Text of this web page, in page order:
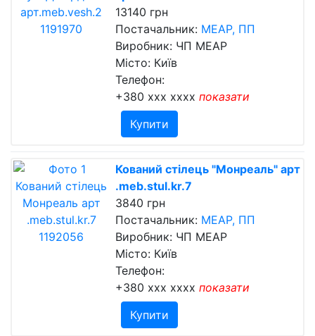
13140 грн
Постачальник: МЕАР, ПП
Виробник: ЧП МЕАР
Місто: Київ
Телефон:
+380 xxx xxxx показати
Купити
Кований стілець "Монреаль" арт
.meb.stul.kr.7
3840 грн
Постачальник: МЕАР, ПП
Виробник: ЧП МЕАР
Місто: Київ
Телефон:
+380 xxx xxxx показати
Купити